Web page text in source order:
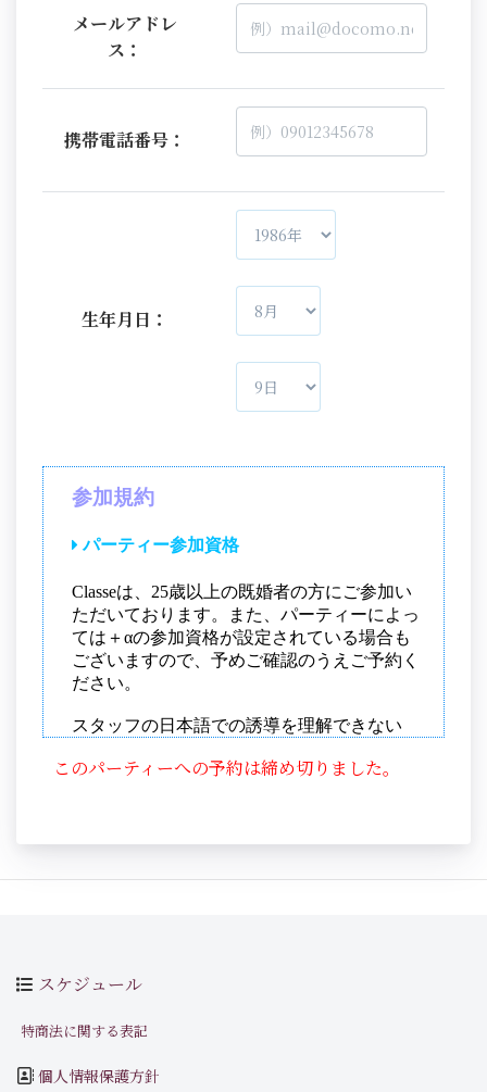
メールアドレ
ス：
携帯電話番号：
生年月日：
このパーティーへの予約は締め切りました。
スケジュール
特商法に関する表記
個人情報保護方針